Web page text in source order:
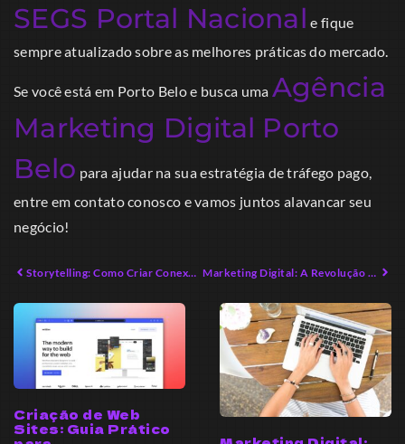
SEGS Portal Nacional e fique
sempre atualizado sobre as melhores práticas do mercado.
Se você está em Porto Belo e busca uma Agência
Marketing Digital Porto
Belo para ajudar na sua estratégia de tráfego pago,
entre em contato conosco e vamos juntos alavancar seu
negócio!
Storytelling: Como Criar Conexões Emocionais Impactantes Marketing Digital: A Revolução Para Pequenos Negócios em 2026
Criação de Web
Sites: Guia Prático